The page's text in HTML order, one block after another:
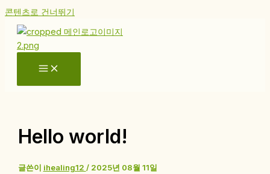
콘텐츠로 건너뛰기
Hello world!
글쓴이 ihealing12 / 2025년 08월 11일